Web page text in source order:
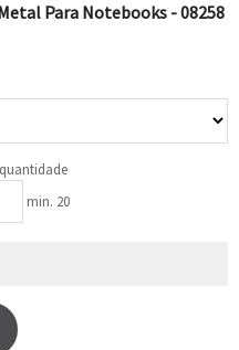
Para Notebooks - 08258
min. 20